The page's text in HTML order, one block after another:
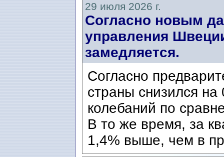
29 июля 2026 г.
Согласно новым
управления
замедляется.
Согласно
страны снизился
колебаний по
В то же время, за
1,4% выше, чем в